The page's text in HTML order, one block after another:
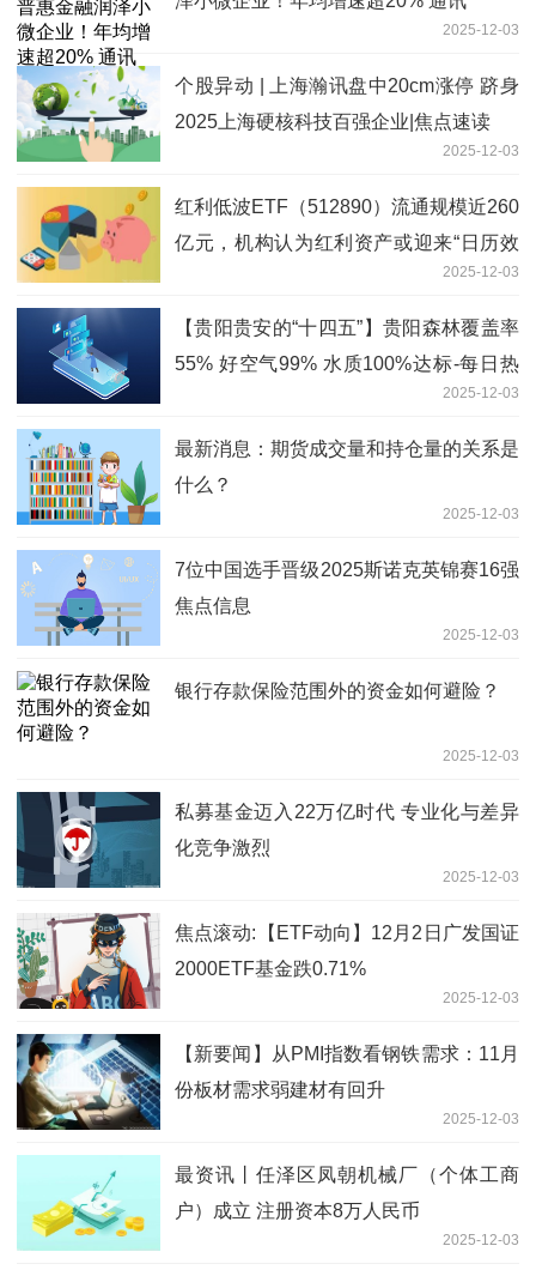
2025-12-03
个股异动 | 上海瀚讯盘中20cm涨停 跻身
2025上海硬核科技百强企业|焦点速读
2025-12-03
红利低波ETF（512890）流通规模近260
亿元，机构认为红利资产或迎来“日历效
2025-12-03
【贵阳贵安的“十四五”】贵阳森林覆盖率
55% 好空气99% 水质100%达标-每日热
2025-12-03
最新消息：期货成交量和持仓量的关系是
什么？
2025-12-03
7位中国选手晋级2025斯诺克英锦赛16强
焦点信息
2025-12-03
银行存款保险范围外的资金如何避险？
2025-12-03
私募基金迈入22万亿时代 专业化与差异
化竞争激烈
2025-12-03
焦点滚动:【ETF动向】12月2日广发国证
2000ETF基金跌0.71%
2025-12-03
【新要闻】从PMI指数看钢铁需求：11月
份板材需求弱建材有回升
2025-12-03
最资讯丨任泽区凤朝机械厂（个体工商
户）成立 注册资本8万人民币
2025-12-03